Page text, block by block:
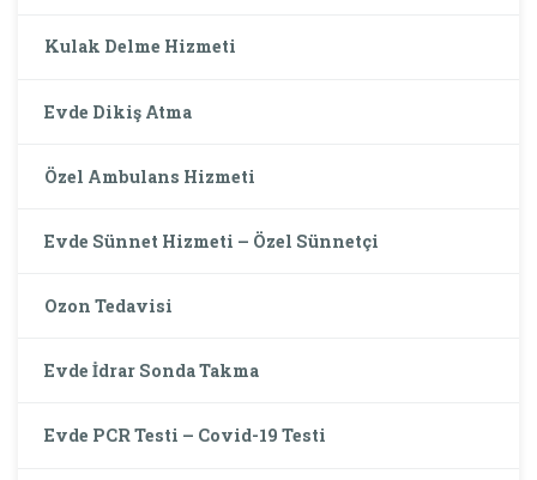
Kulak Delme Hizmeti
Evde Dikiş Atma
Özel Ambulans Hizmeti
Evde Sünnet Hizmeti – Özel Sünnetçi
Ozon Tedavisi
Evde İdrar Sonda Takma
Evde PCR Testi – Covid-19 Testi